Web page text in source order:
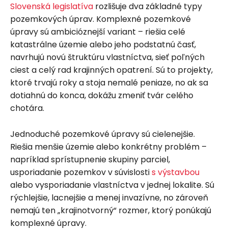
Slovenská legislatíva rozlišuje dva základné typy
pozemkových úprav. Komplexné pozemkové
úpravy sú ambicióznejší variant – riešia celé
katastrálne územie alebo jeho podstatnú časť,
navrhujú novú štruktúru vlastníctva, sieť poľných
ciest a celý rad krajinných opatrení. Sú to projekty,
ktoré trvajú roky a stoja nemalé peniaze, no ak sa
dotiahnú do konca, dokážu zmeniť tvár celého
chotára.
Jednoduché pozemkové úpravy sú cielenejšie.
Riešia menšie územie alebo konkrétny problém –
napríklad sprístupnenie skupiny parciel,
usporiadanie pozemkov v súvislostis výstavbou
alebo vysporiadanie vlastníctva v jednej lokalite. Sú
rýchlejšie, lacnejšie a menej invazívne, no zároveň
nemajú ten „krajinotvorný“ rozmer, ktorý ponúkajú
komplexné úpravy.